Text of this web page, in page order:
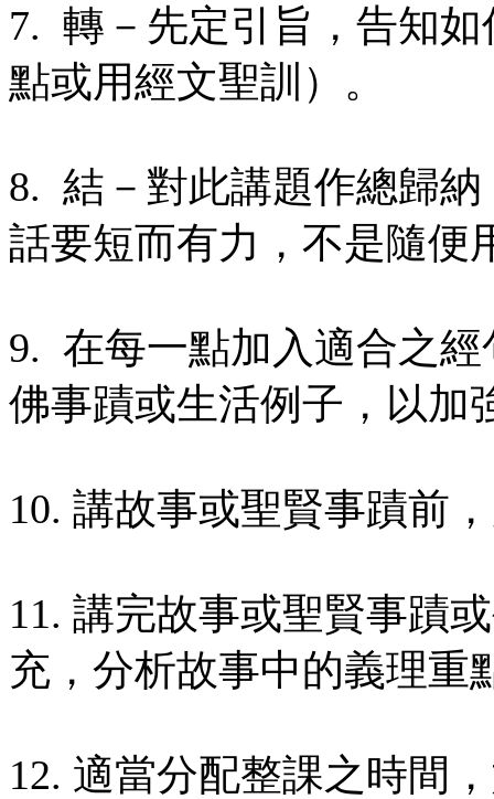
7. 轉－先定引旨，告知
點或用經文聖訓）。
8. 結－對此講題作總歸
話要短而有力，不是隨便
9. 在每一點加入適合之
佛事蹟或生活例子，以加
10. 講故事或聖賢事蹟前
11. 講完故事或聖賢事蹟
充，分析故事中的義理重
12. 適當分配整課之時間